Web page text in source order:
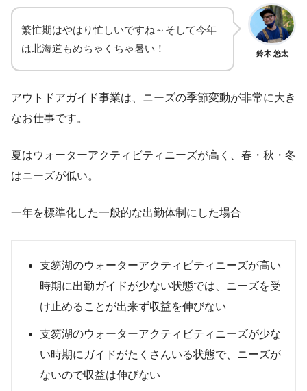
鈴木 悠太
繁忙期はやはり忙しいですね～そして今年
は北海道もめちゃくちゃ暑い！
アウトドアガイド事業は、ニーズの季節変動が非常に大き
なお仕事です。
夏はウォーターアクティビティニーズが高く、春・秋・冬
はニーズが低い。
一年を標準化した一般的な出勤体制にした場合
支笏湖のウォーターアクティビティニーズが高い
時期に出勤ガイドが少ない状態では、ニーズを受
け止めることが出来ず収益を伸びない
支笏湖のウォーターアクティビティニーズが少な
い時期にガイドがたくさんいる状態で、ニーズが
ないので収益は伸びない